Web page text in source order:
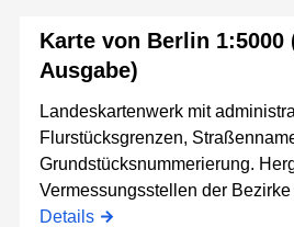
Karte von Berlin 1:5000
Ausgabe)
Landeskartenwerk mit
Flurstücksgrenzen,
Grundstücksnummerierung.
Vermessungsstellen der
Details